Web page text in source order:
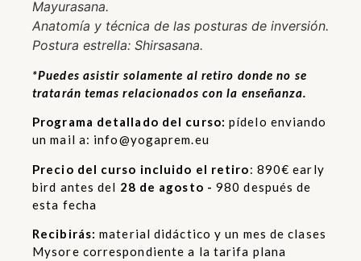
Mayurasana.
Anatomía y técnica de las posturas de inversión.
Postura estrella: Shirsasana.
*Puedes asistir solamente al retiro donde no se
tratarán temas relacionados con la enseñanza.
Programa detallado del curso: pídelo enviando
un mail a: info@yogaprem.eu
Precio del curso incluido el retiro: 890€ early
bird antes del 28 de agosto - 980 después de
esta fecha
Recibirás:material didáctico y un mes de clases
Mysore correspondiente a la tarifa plana